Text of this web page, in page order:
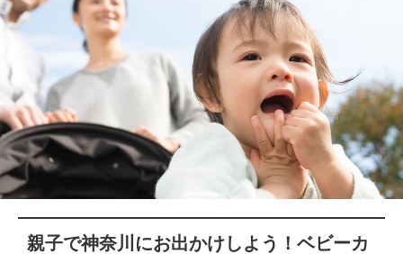
親子で神奈川にお出かけしよう！ベビーカ